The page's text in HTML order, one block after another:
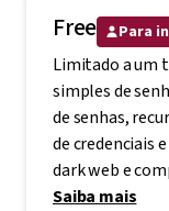
Free Para
Limitado a um
simples de
de senhas,
de credenciais
dark web e
Saiba mais